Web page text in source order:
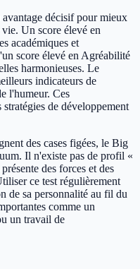
décisif pour mieux
Un score élevé en
académiques et
score élevé en Agréabilité
harmonieuses. Le
indicateurs de
l'humeur. Ces
stratégies de développement
des cases figées, le Big
Il n'existe pas de profil «
des forces et des
ce test régulièrement
de sa personnalité au fil du
comme un
un travail de